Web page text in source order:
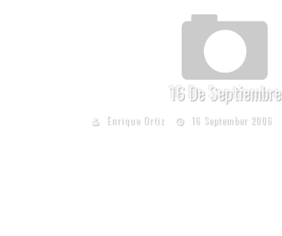
16 De Septiembre
Enrique Ortiz 16 September 2006